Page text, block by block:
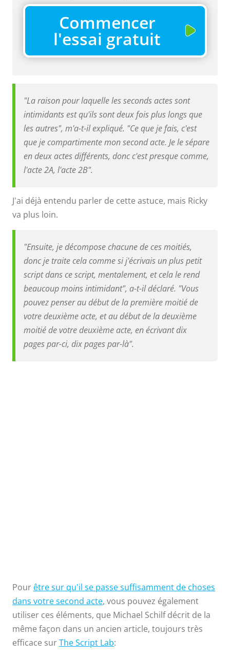
Commencer
l'essai gratuit
"La raison pour laquelle les seconds actes sont
intimidants est qu'ils sont deux fois plus longs que
les autres", m'a-t-il expliqué. "Ce que je fais, c'est
que je compartimente mon second acte. Je le sépare
en deux actes différents, donc c'est presque comme,
l'acte 2A, l'acte 2B".
J'ai déjà entendu parler de cette astuce, mais Ricky
va plus loin.
"Ensuite, je décompose chacune de ces moitiés,
donc je traite cela comme si j'écrivais un plus petit
script dans ce script, mentalement, et cela le rend
beaucoup moins intimidant", a-t-il déclaré. "Vous
pouvez penser au début de la première moitié de
votre deuxième acte, et au début de la deuxième
moitié de votre deuxième acte, en écrivant dix
pages par-ci, dix pages par-là".
seconds actes
sont
intimidants est
Pour être sur qu'il se passe suffisamment de choses
dans votre second acte, vous pouvez également
utiliser ces éléments, que Michael Schilf décrit de la
même façon dans un ancien article, toujours très
efficace surThe Script Lab: